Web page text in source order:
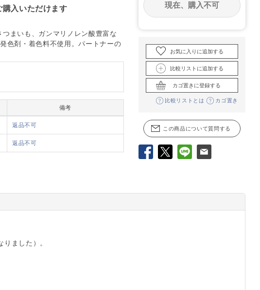
購入いただけます
まいも、ガンマリノレン酸豊富な
色剤・着色料不使用。パートナーの
備考
返品不可
返品不可
現在、購入不可
お気に入りに追加する
比較リストに追加する
カゴ置きに登録する
比較リストとは カゴ置き
この商品について質問する
Facebook LINE
ました）。